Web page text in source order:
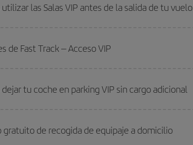
utilizar las Salas VIP antes de la salida de tu vuelo
de Fast Track – Acceso VIP
dejar tu coche en parking VIP sin cargo adicional
gratuito de recogida de equipaje a domicilio